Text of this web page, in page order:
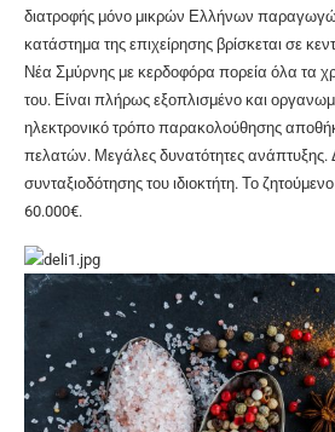
διατροφής μόνο μικρών Ελλήνων
κατάστημα της επιχείρησης βρίσκεται σε
Νέα Σμύρνης με κερδοφόρα πορεία όλα τα
του. Είναι πλήρως εξοπλισμένο και
ηλεκτρονικό τρόπο παρακολούθησης
πελατών. Μεγάλες δυνατότητες ανάπτυξης.
συνταξιοδότησης του ιδιοκτήτη. Το
60.000€.